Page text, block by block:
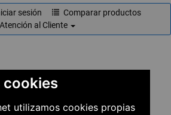
cookies
utilizamos cookies propias
sesión
Comparar productos
Atención al Cliente